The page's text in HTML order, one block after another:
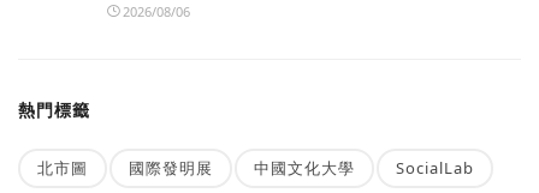
2026/08/06
熱門標籤
北市圖 國際發明展 中國文化大學 SocialLab